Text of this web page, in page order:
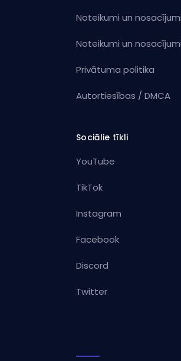
Noteikumi un nosacījumi
Noteikumi un
Privātuma politika
Autortiesības / DMCA
Sociālie tīkli
YouTube
TikTok
Instagram
Facebook
Discord
Twitter